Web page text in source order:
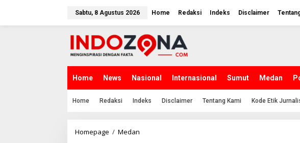
Sabtu, 8 Agustus 2026 Home Redaksi Indeks Disclaimer
Home News Nasional Internasional Sumut Medan
Home Redaksi Indeks Disclaimer Tentang Kami Kode Etik
Homepage / Medan